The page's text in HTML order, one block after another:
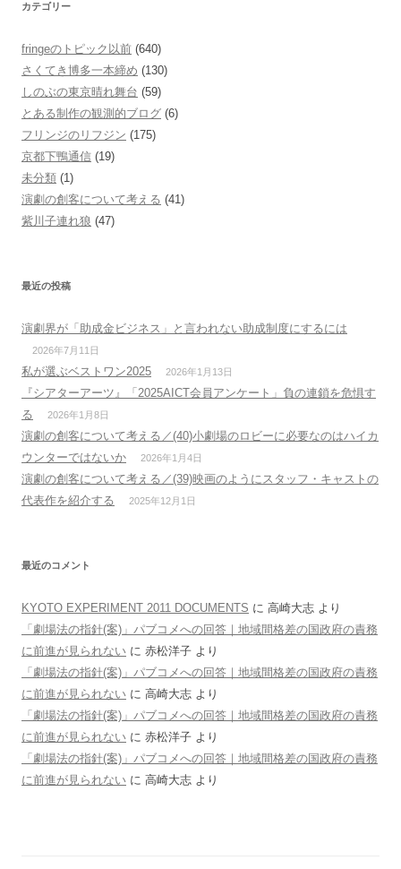
カテゴリー
fringeのトピック以前 (640)
さくてき博多一本締め (130)
しのぶの東京晴れ舞台 (59)
とある制作の観測的ブログ (6)
フリンジのリフジン (175)
京都下鴨通信 (19)
未分類 (1)
演劇の創客について考える (41)
紫川子連れ狼 (47)
最近の投稿
演劇界が「助成金ビジネス」と言われない助成制度にするには
2026年7月11日
私が選ぶベストワン2025 2026年1月13日
『シアターアーツ』「2025AICT会員アンケート」負の連鎖を危惧す
る
2026年1月8日
演劇の創客について考える／(40)小劇場のロビーに必要なのはハイカ
ウンターではないか
2026年1月4日
演劇の創客について考える／(39)映画のようにスタッフ・キャストの
代表作を紹介する
2025年12月1日
最近のコメント
KYOTO EXPERIMENT 2011 DOCUMENTS に 高崎大志 より
「劇場法の指針(案)」パブコメへの回答｜地域間格差の国政府の責務
に前進が見られない に 赤松洋子 より
「劇場法の指針(案)」パブコメへの回答｜地域間格差の国政府の責務
に前進が見られない に 高崎大志 より
「劇場法の指針(案)」パブコメへの回答｜地域間格差の国政府の責務
に前進が見られない に 赤松洋子 より
「劇場法の指針(案)」パブコメへの回答｜地域間格差の国政府の責務
に前進が見られない に 高崎大志 より